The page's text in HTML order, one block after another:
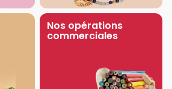
Nos opérations
commerciales